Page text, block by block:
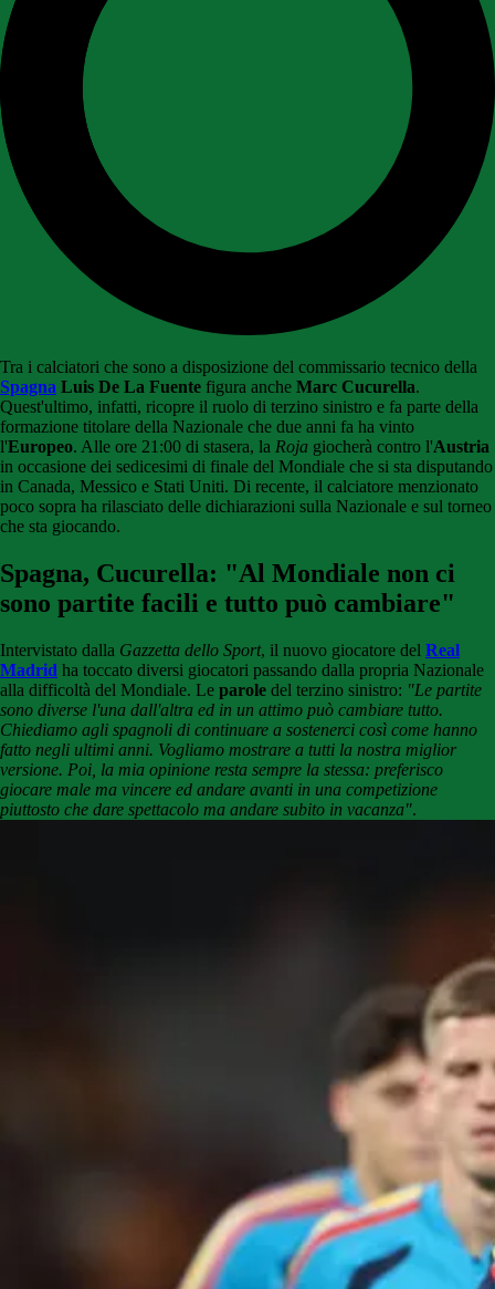
Tra i calciatori che sono a disposizione del commissario tecnico della
Spagna Luis De La Fuente figura anche Marc Cucurella.
Quest'ultimo, infatti, ricopre il ruolo di terzino sinistro e fa parte della
formazione titolare della Nazionale che due anni fa ha vinto
l'Europeo. Alle ore 21:00 di stasera, la Roja giocherà contro l'Austria
in occasione dei sedicesimi di finale del Mondiale che si sta disputando
in Canada, Messico e Stati Uniti. Di recente, il calciatore menzionato
poco sopra ha rilasciato delle dichiarazioni sulla Nazionale e sul torneo
che sta giocando.
Spagna, Cucurella: "Al Mondiale non ci
sono partite facili e tutto può cambiare"
Intervistato dalla Gazzetta dello Sport, il nuovo giocatore del Real
Madrid ha toccato diversi giocatori passando dalla propria Nazionale
alla difficoltà del Mondiale. Le parole del terzino sinistro: "Le partite
sono diverse l'una dall'altra ed in un attimo può cambiare tutto.
Chiediamo agli spagnoli di continuare a sostenerci così come hanno
fatto negli ultimi anni. Vogliamo mostrare a tutti la nostra miglior
versione. Poi, la mia opinione resta sempre la stessa: preferisco
giocare male ma vincere ed andare avanti in una competizione
piuttosto che dare spettacolo ma andare subito in vacanza".